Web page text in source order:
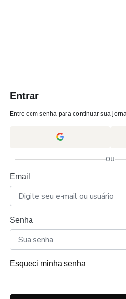
Entrar
Entre com senha para continuar sua
ou
Email
Senha
Esqueci minha senha